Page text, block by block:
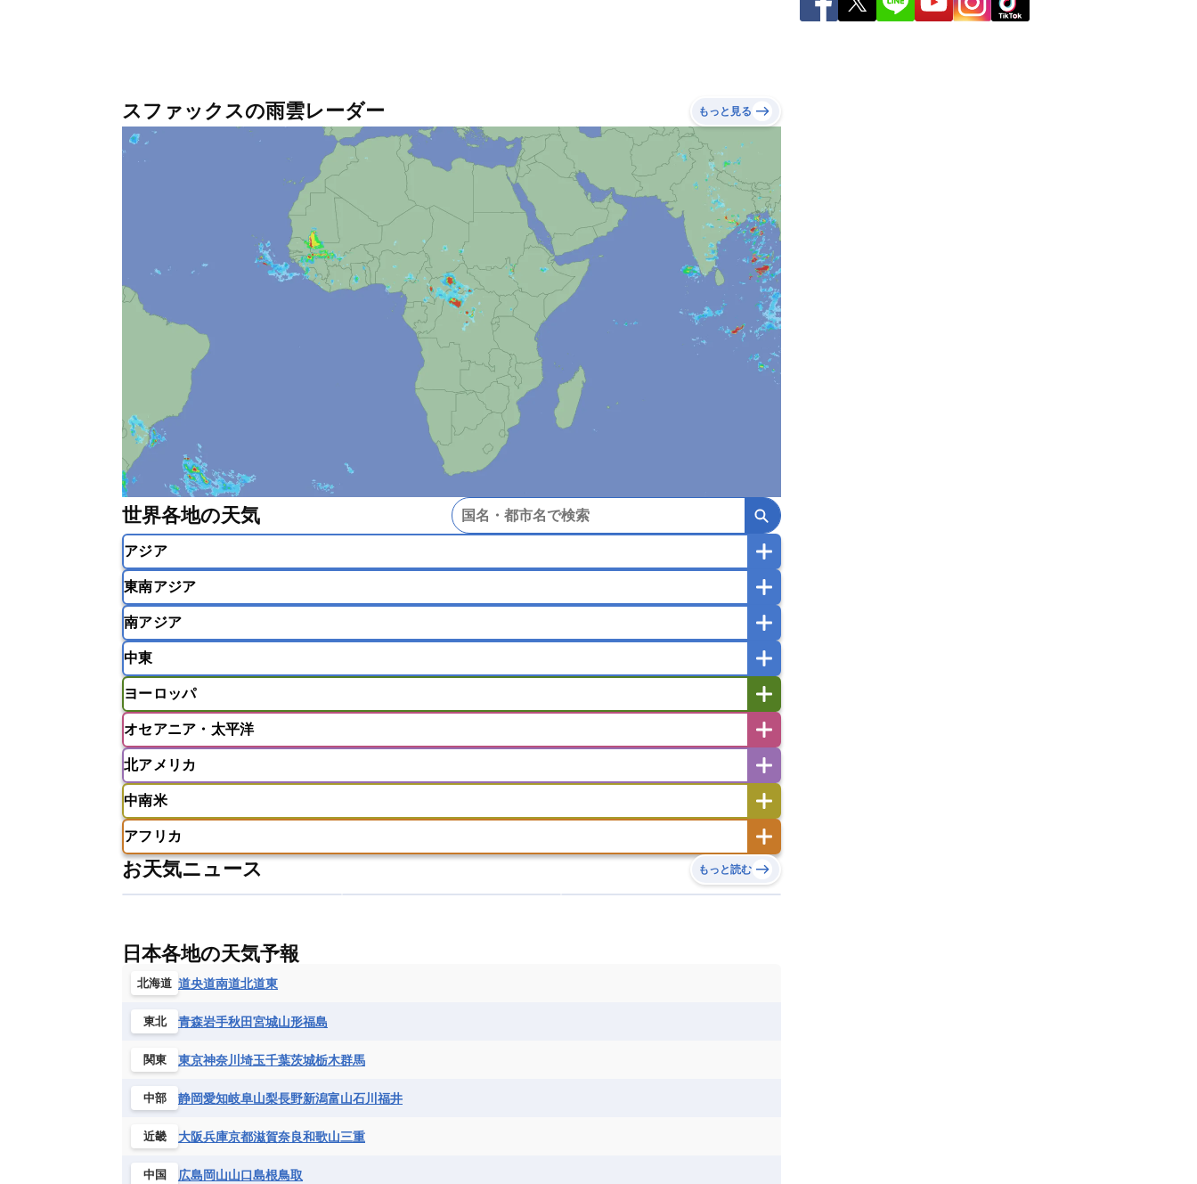
スファックスの雨雲レーダー もっと見る
世界各地の天気
アジア
韓国
東南アジア
インドネシア
南アジア
モルディブ
中東
アフガニスタン
ウズベキスタン
バーレーン
ヨルダン レバノン
ヨーロッパ
アイスランド
イギリス
スイス
スウェーデン スペイン スロバキア スロベニア共和国
セルビア
チェコ
フィンランド
オセアニア・太平洋
アメリカ領サモア
パラオ
フィジー マーシャル諸島 ミクロネシア連邦 ワリス・フテュナ
北アメリカ
中南米
アメリカ領バージン諸島
エクアドル
グアドループ
グレナダ
ケイマン諸島 コスタリカ コロンビア ジャマイカ
スリナム
チリ
トリニダード・トバゴ
ブラジル
ボリビア
マルティニーク
アフリカ
アルジェリア
エチオピア
コンゴ民主共和国
シエラレオネ共和国
チュニジア
トーゴ
ブルキナファソ
ブルンジ共和国
モーリタニア
リビア リベリア共和国
中央アフリカ共和国
南アフリカ共和国
お天気ニュース もっと読む
日本各地の天気予報
北海道 道央道南道北道東
東北 青森岩手秋田宮城山形福島
関東 東京神奈川 埼玉千葉茨城栃木群馬
中部 静岡愛知岐阜山梨長野新潟富山石川 福井
近畿 大阪兵庫京都滋賀奈良和歌山三重
中国 広島岡山山口島根鳥取